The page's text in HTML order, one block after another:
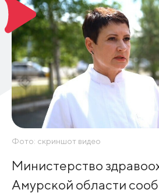
Фото: скриншот видео
Министерство
Амурской области